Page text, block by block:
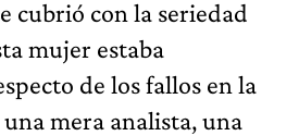
cubrió con la seriedad
mujer estaba
de los fallos en la
mera analista, una